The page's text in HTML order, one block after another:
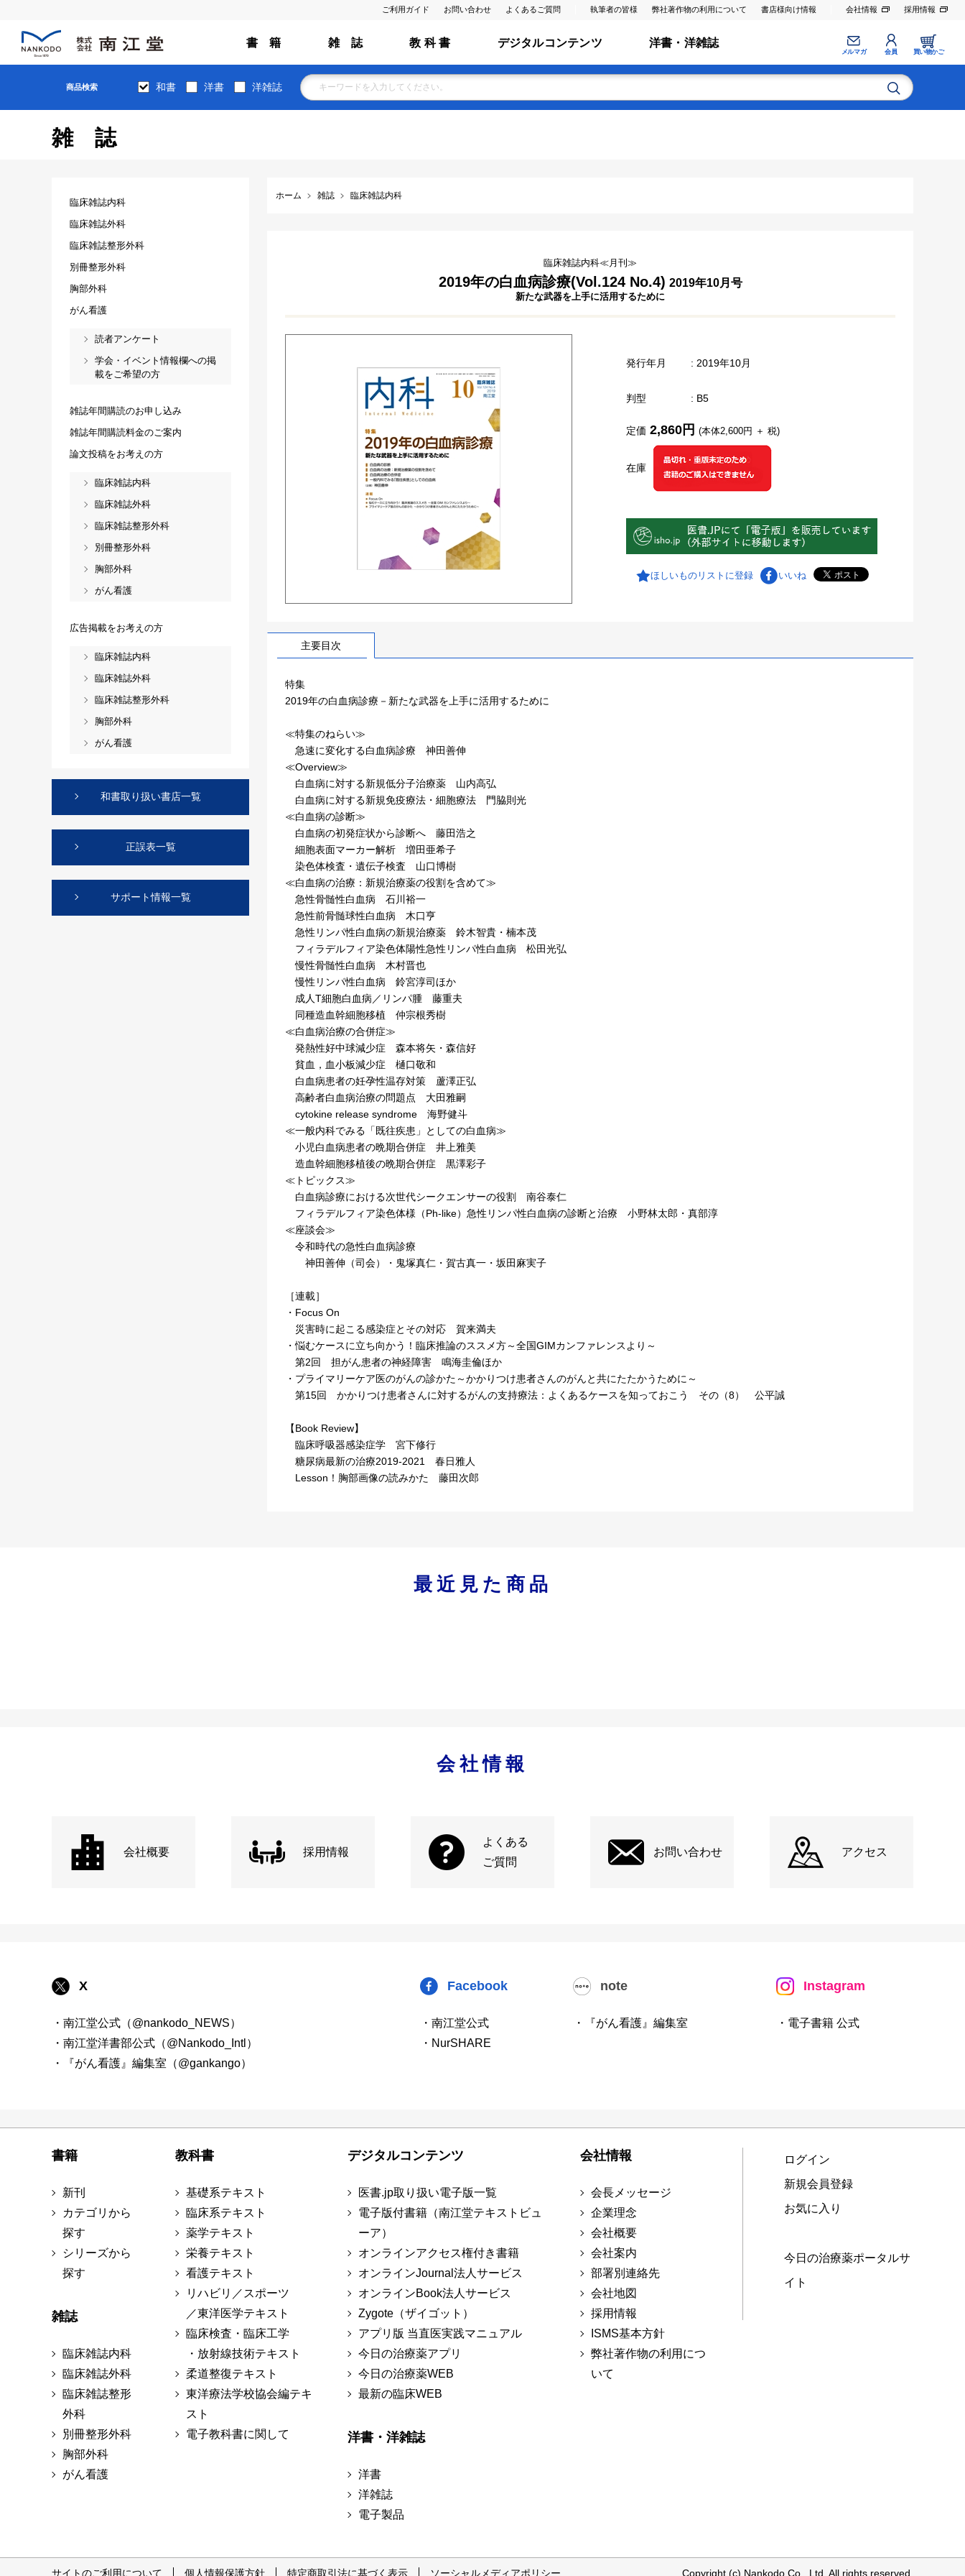
ご利用ガイド お問い合わせ よくあるご質問 執筆者の皆様 弊社著作物の利用について 書店様向け情報 会社情報 採用情報
書 籍 雑 誌 教 科 書 デジタルコンテンツ 洋書・洋雑誌
メルマガ 会員 買い物かご
商品検索 和書 洋書 洋雑誌
雑誌
ホーム 雑誌 臨床雑誌内科
臨床雑誌内科≪月刊≫
2019年の白血病診療(Vol.124 No.4) 2019年10月号
新たな武器を上手に活用するために
発行年月 : 2019年10月
判型 : B5
在庫
定価 2,860円 (本体2,600円 ＋ 税)
ほしいものリストに登録 いいね
主要目次
特集
2019年の白血病診療－新たな武器を上手に活用するために
≪特集のねらい≫
急速に変化する白血病診療 神田善伸
≪Overview≫
白血病に対する新規低分子治療薬 山内高弘
白血病に対する新規免疫療法・細胞療法 門脇則光
≪白血病の診断≫
白血病の初発症状から診断へ 藤田浩之
細胞表面マーカー解析 増田亜希子
染色体検査・遺伝子検査 山口博樹
≪白血病の治療：新規治療薬の役割を含めて≫
急性骨髄性白血病 石川裕一
急性前骨髄球性白血病 木口亨
急性リンパ性白血病の新規治療薬 鈴木智貴・楠本茂
フィラデルフィア染色体陽性急性リンパ性白血病 松田光弘
慢性骨髄性白血病 木村晋也
慢性リンパ性白血病 鈴宮淳司ほか
成人T細胞白血病／リンパ腫 藤重夫
同種造血幹細胞移植 仲宗根秀樹
≪白血病治療の合併症≫
発熱性好中球減少症 森本将矢・森信好
貧血，血小板減少症 樋口敬和
白血病患者の妊孕性温存対策 蘆澤正弘
高齢者白血病治療の問題点 大田雅嗣
cytokine release syndrome 海野健斗
≪一般内科でみる「既往疾患」としての白血病≫
小児白血病患者の晩期合併症 井上雅美
造血幹細胞移植後の晩期合併症 黒澤彩子
≪トピックス≫
白血病診療における次世代シークエンサーの役割 南谷泰仁
フィラデルフィア染色体様（Ph-like）急性リンパ性白血病の診断と治療 小野林太郎・真部淳
≪座談会≫
令和時代の急性白血病診療
神田善伸（司会）・鬼塚真仁・賀古真一・坂田麻実子
［連載］
・Focus On
災害時に起こる感染症とその対応 賀来満夫
・悩むケースに立ち向かう！臨床推論のススメ方～全国GIMカンファレンスより～
第2回 担がん患者の神経障害 鳴海圭倫ほか
・プライマリーケア医のがんの診かた～かかりつけ患者さんのがんと共にたたかうために～
第15回 かかりつけ患者さんに対するがんの支持療法：よくあるケースを知っておこう その（8） 公平誠
【Book Review】
臨床呼吸器感染症学 宮下修行
糖尿病最新の治療2019-2021 春日雅人
Lesson！胸部画像の読みかた 藤田次郎
臨床雑誌内科
臨床雑誌外科
臨床雑誌整形外科
別冊整形外科
胸部外科
がん看護
読者アンケート
学会・イベント情報欄への掲
載をご希望の方
雑誌年間購読のお申し込み
雑誌年間購読料金のご案内
論文投稿をお考えの方
臨床雑誌内科
臨床雑誌外科
臨床雑誌整形外科
別冊整形外科
胸部外科
がん看護
広告掲載をお考えの方
臨床雑誌内科
臨床雑誌外科
臨床雑誌整形外科
胸部外科
がん看護
和書取り扱い書店一覧
正誤表一覧
サポート情報一覧
最近見た商品
会社情報
会社概要 採用情報
よくある
ご質問
お問い合わせ アクセス
X
・南江堂公式（@nankodo_NEWS）
・南江堂洋書部公式（@Nankodo_Intl）
・『がん看護』編集室（@gankango）
Facebook
・南江堂公式
・NurSHARE
note
・『がん看護』編集室
Instagram
・電子書籍 公式
書籍
新刊
カテゴリから
探す
シリーズから
探す
雑誌
臨床雑誌内科
臨床雑誌外科
臨床雑誌整形
外科
別冊整形外科
胸部外科
がん看護
教科書
基礎系テキスト
臨床系テキスト
薬学テキスト
栄養テキスト
看護テキスト
リハビリ／スポーツ
／東洋医学テキスト
臨床検査・臨床工学
・放射線技術テキスト
柔道整復テキスト
東洋療法学校協会編テキ
スト
電子教科書に関して
デジタルコンテンツ
医書.jp取り扱い電子版一覧
電子版付書籍（南江堂テキストビュ
ーア）
オンラインアクセス権付き書籍
オンラインJournal法人サービス
オンラインBook法人サービス
Zygote（ザイゴット）
アプリ版 当直医実践マニュアル
今日の治療薬アプリ
今日の治療薬WEB
最新の臨床WEB
洋書・洋雑誌
洋書
洋雑誌
電子製品
会社情報
会長メッセージ
企業理念
会社概要
会社案内
部署別連絡先
会社地図
採用情報
ISMS基本方針
弊社著作物の利用につ
いて
ログイン
新規会員登録
お気に入り
今日の治療薬ポータルサ
イト
サイトのご利用について 個人情報保護方針 特定商取引法に基づく表示 ソーシャルメディアポリシー Copyright (c) Nankodo Co., Ltd. All rights reserved.